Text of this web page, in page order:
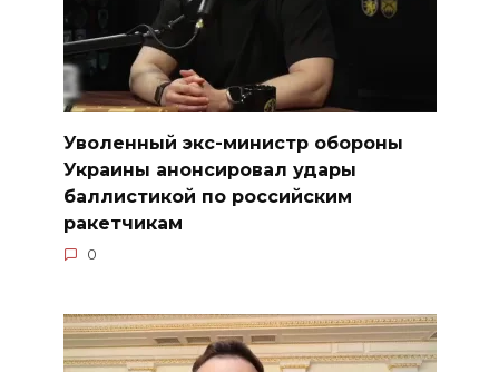
Уволенный экс-министр обороны
Украины анонсировал удары
баллистикой по российским
ракетчикам
0